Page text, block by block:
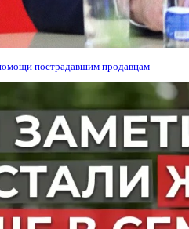
пострадавшим продавцам